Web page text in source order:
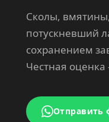
Сколы,
потускневший
сохранением
Честная
Отправить